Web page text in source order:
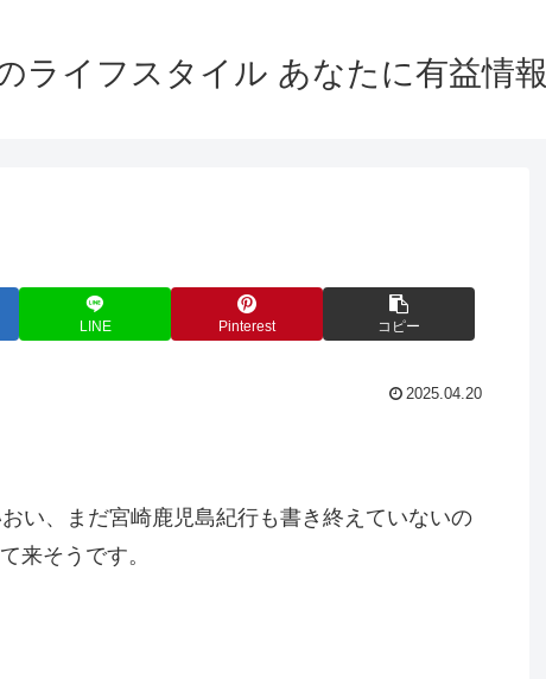
ライフスタイル あなたに有益情報
LINE Pinterest コピー
2025.04.20
い、まだ宮崎鹿児島紀行も書き終えていないの
来そうです。